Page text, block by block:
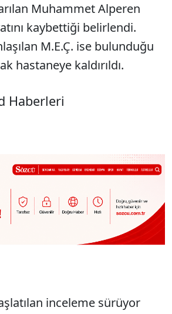
Muhammet Alperen
kaybettiği belirlendi.
M.E.Ç. ise bulunduğu
hastaneye kaldırıldı.
Haberleri
inceleme sürüyor